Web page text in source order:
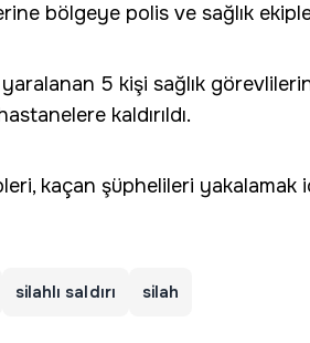
bölgeye polis ve sağlık
yaralanan 5 kişi sağlık
kaldırıldı.
kaçan şüphelileri yakalamak
silahlı saldırı silah